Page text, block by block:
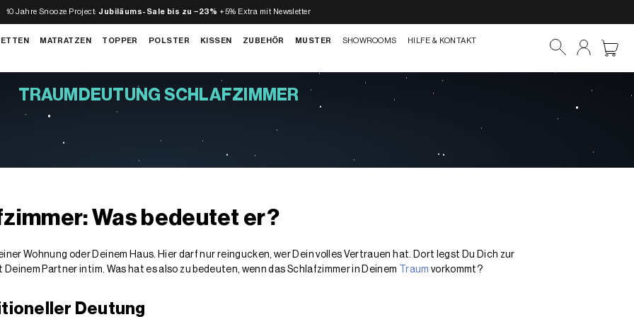
10 Jahre Snooze Project: Jubiläums-Sale bis zu −23% +5% Extra mit Newsletter
MATRATZEN TOPPER POLSTER KISSEN ZUBEHÖR MUSTER SHOWROOMS
HILFE & KONTAKT
TRAUMDEUTUNG SCHLAFZIMMER
Was bedeutet er?
Wohnung oder Deinem Haus. Hier darf nur reingucken, wer Dein volles Vertrauen hat. Dort legst Du Dich zur
Partner intim. Was hat es also zu bedeuten, wenn das Schlafzimmer in Deinem
Traum vorkommt?
Deutung